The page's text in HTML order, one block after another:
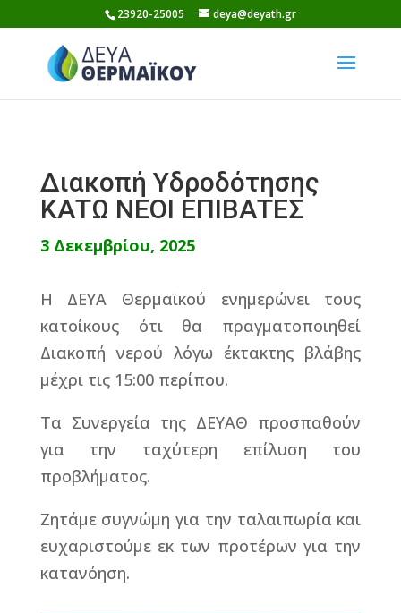
to
content
23920-25005 deya@deyath.gr
Διακοπή Υδροδότησης
ΚΑΤΩ ΝΕΟΙ ΕΠΙΒΑΤΕΣ
3 Δεκεμβρίου, 2025
Η ΔΕΥΑ Θερμαϊκού ενημερώνει τους
κατοίκους ότι θα πραγματοποιηθεί
Διακοπή νερού λόγω έκτακτης βλάβης
μέχρι τις 15:00 περίπου.
Τα Συνεργεία της ΔΕΥΑΘ προσπαθούν
για την ταχύτερη επίλυση του
προβλήματος.
Ζητάμε συγνώμη για την ταλαιπωρία και
ευχαριστούμε εκ των προτέρων για την
κατανόηση.